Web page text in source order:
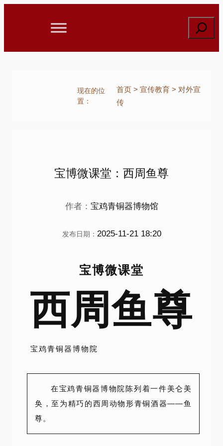
索
现在的位
置：
首页 >宣传教育 > 对外宣
传
宝博微课堂：西周鱼尊
作者： 宝鸡青铜器博物馆
发布日期： 2025-11-21 18:20
宝博微课堂
西周鱼尊
宝鸡青铜器博物院
在宝鸡青铜器博物院陈列着一件美仑美
奂，至为精巧的西周动物形青铜酒器——鱼
尊。